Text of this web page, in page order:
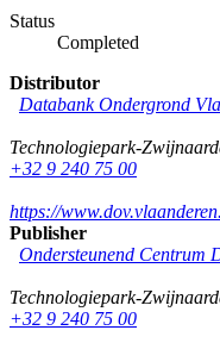
Status
Completed
Distributor
Databank Ondergrond
Technologiepark-
+32 9 240 75 00
https://
Publisher
Ondersteunend Centrum
Technologiepark-
+32 9 240 75 00